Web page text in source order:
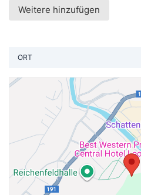
Weitere hinzufügen
ORT